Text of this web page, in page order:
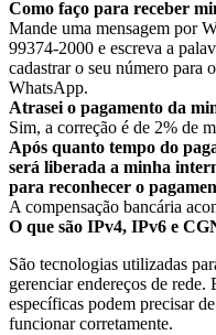
Como faço para receber
Mande uma mensagem por
99374-2000 e escreva a
cadastrar o seu número para
WhatsApp.
Atrasei o pagamento da
Sim, a correção é de 2% de
Após quanto tempo do
será liberada a minha
para reconhecer o
A compensação bancária
O que são IPv4, IPv6 e
São tecnologias utilizadas
gerenciar endereços de rede.
específicas podem precisar
funcionar corretamente.